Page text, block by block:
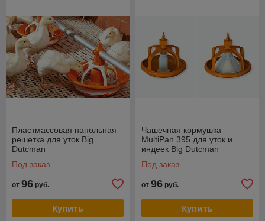
Пластмассовая напольная
решетка для уток Big
Dutcman
Под заказ
от 96 руб.
Купить
Чашечная кормушка
MultiPan 395 для уток и
индеек Big Dutcman
Под заказ
от 96 руб.
Купить